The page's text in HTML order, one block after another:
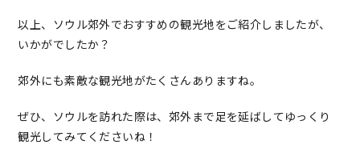
以上、ソウル郊外でおすすめの観光地をご紹介しましたが、
いかがでしたか？
郊外にも素敵な観光地がたくさんありますね。
ぜひ、ソウルを訪れた際は、郊外まで足を延ばしてゆっくり
観光してみてくださいね！